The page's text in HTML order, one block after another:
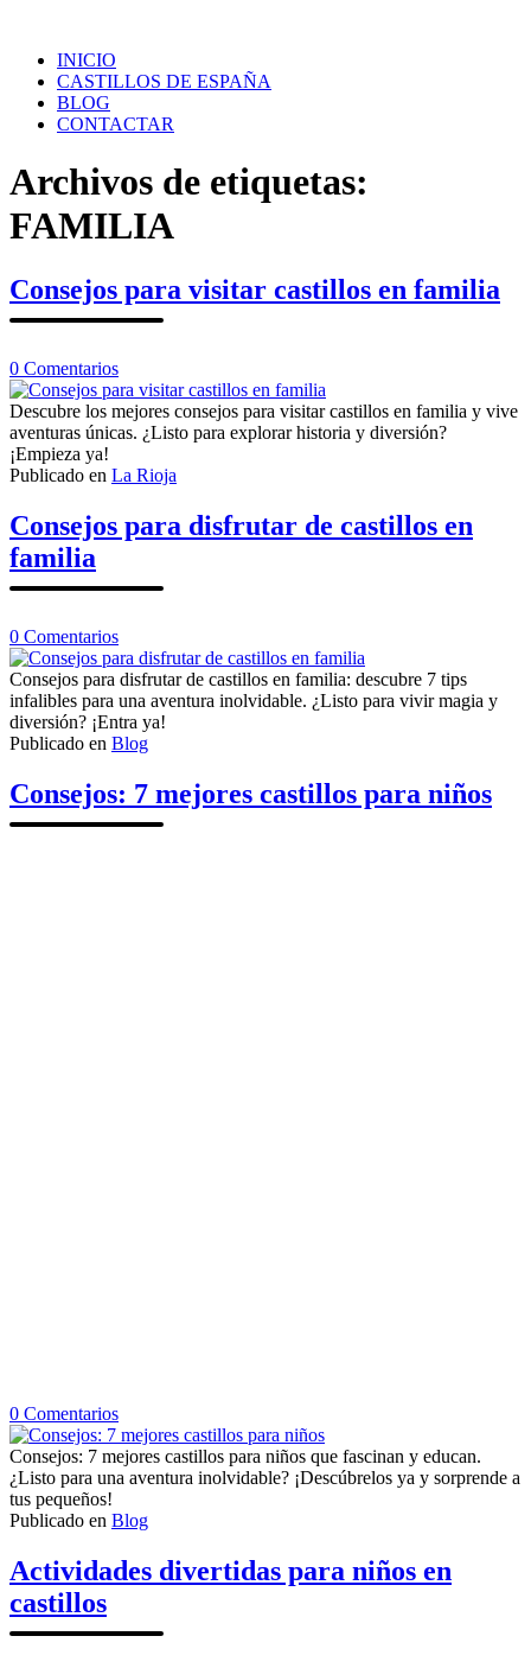
contenidoINICIO
CASTILLOS DE ESPAÑA
BLOG
CONTACTAR
Archivos de etiquetas:
FAMILIA
Consejos para visitar castillos en familia
0 Comentariosen
Consejos
para
visitar
en
Descubre los mejores consejos para visitar castillos en familia y vive
aventuras únicas. ¿Listo para explorar historia y diversión?
¡Empieza ya!
Publicado en La Rioja
Consejos para disfrutar de castillos en
familia
0 Comentariosen
Consejos
para
disfrutar
de
castillos
familia
Consejos para disfrutar de castillos en familia: descubre 7 tips
infalibles para una aventura inolvidable. ¿Listo para vivir magia y
diversión? ¡Entra ya!
Publicado en Blog
Consejos: 7 mejores castillos para niños
0 Comentariosen
Consejos:
7
mejores
para
Consejos: 7 mejores castillos para niños que fascinan y educan.
¿Listo para una aventura inolvidable? ¡Descúbrelos ya y sorprende a
tus pequeños!
Publicado en Blog
Actividades divertidas para niños en
castillos